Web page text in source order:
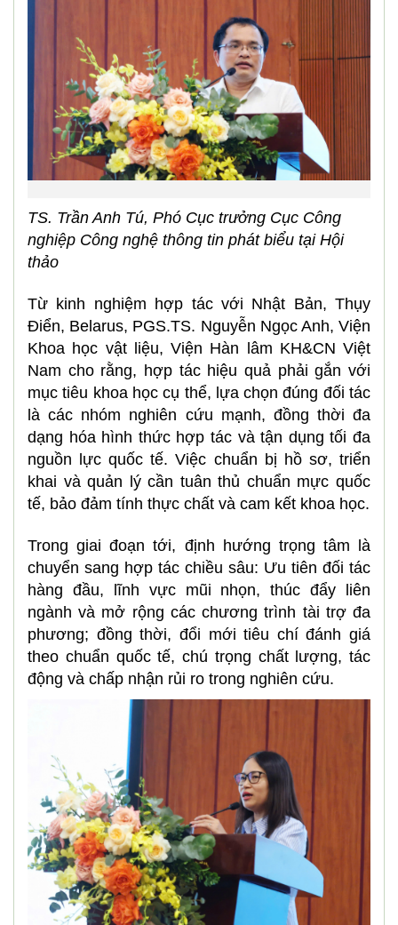
TS. Trần Anh Tú, Phó Cục trưởng Cục Công
nghiệp Công nghệ thông tin phát biểu tại Hội
thảo
Từ kinh nghiệm hợp tác với Nhật Bản, Thụy
Điển, Belarus, PGS.TS. Nguyễn Ngọc Anh, Viện
Khoa học vật liệu, Viện Hàn lâm KH&CN Việt
Nam cho rằng, hợp tác hiệu quả phải gắn với
mục tiêu khoa học cụ thể, lựa chọn đúng đối tác
là các nhóm nghiên cứu mạnh, đồng thời đa
dạng hóa hình thức hợp tác và tận dụng tối đa
nguồn lực quốc tế. Việc chuẩn bị hồ sơ, triển
khai và quản lý cần tuân thủ chuẩn mực quốc
tế, bảo đảm tính thực chất và cam kết khoa học.
Trong giai đoạn tới, định hướng trọng tâm là
chuyển sang hợp tác chiều sâu: Ưu tiên đối tác
hàng đầu, lĩnh vực mũi nhọn, thúc đẩy liên
ngành và mở rộng các chương trình tài trợ đa
phương; đồng thời, đổi mới tiêu chí đánh giá
theo chuẩn quốc tế, chú trọng chất lượng, tác
động và chấp nhận rủi ro trong nghiên cứu.